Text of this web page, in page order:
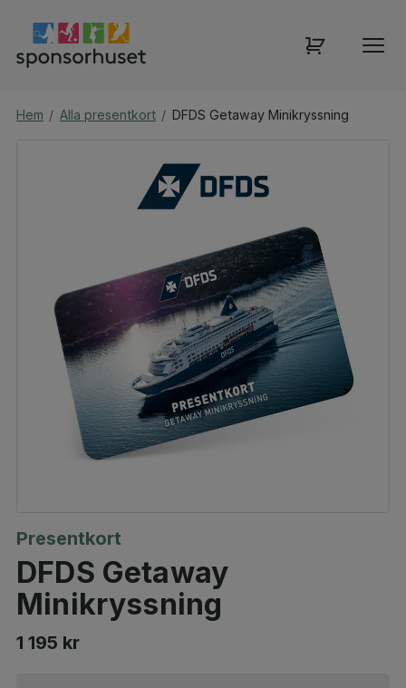
Hem / Alla presentkort / DFDS Getaway Minikryssning
Presentkort
DFDS Getaway
Minikryssning
1 195 kr